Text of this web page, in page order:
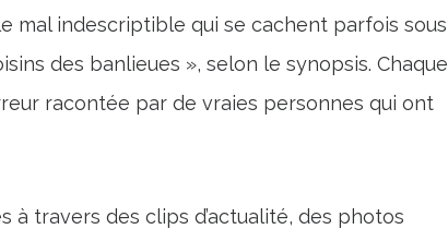
mal indescriptible qui se cachent parfois sous
des banlieues », selon le synopsis. Chaque
racontée par de vraies personnes qui ont
travers des clips d’actualité, des photos